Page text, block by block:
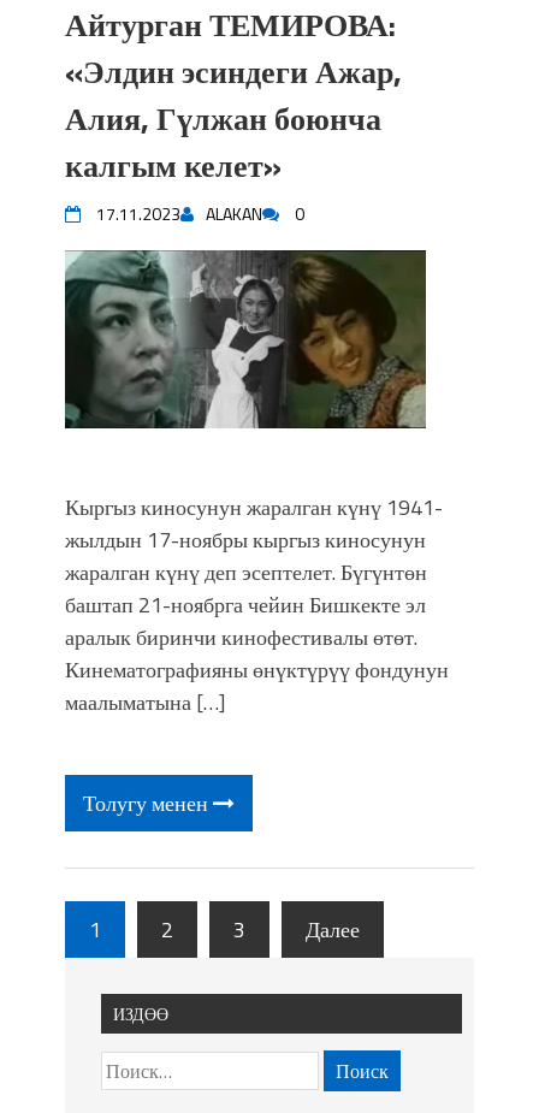
Айтурган ТЕМИРОВА:
«Элдин эсиндеги Ажар,
Алия, Гүлжан боюнча
калгым келет»
17.11.2023 ALAKAN 0
Кыргыз киносунун жаралган күнү 1941-
жылдын 17-ноябры кыргыз киносунун
жаралган күнү деп эсептелет. Бүгүнтөн
баштап 21-ноябрга чейин Бишкекте эл
аралык биринчи кинофестивалы өтөт.
Кинематографияны өнүктүрүү фондунун
маалыматына […]
Толугу менен
1 2 3 Далее
ИЗДӨӨ